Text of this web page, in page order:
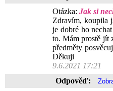
Otázka: Jak si
Zdravím, koupila
je dobré ho
to. Mám prostě jít
předměty
Děkuji
9.6.2021 17:21
Odpověď: